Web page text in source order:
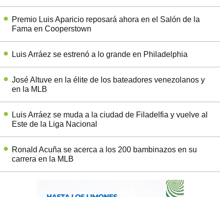
Premio Luis Aparicio reposará ahora en el Salón de la
Fama en Cooperstown
Luis Arráez se estrenó a lo grande en Philadelphia
José Altuve en la élite de los bateadores venezolanos y
en la MLB
Luis Arráez se muda a la ciudad de Filadelfia y vuelve al
Este de la Liga Nacional
Ronald Acuña se acerca a los 200 bambinazos en su
carrera en la MLB